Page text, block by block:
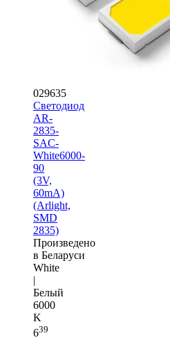
029635
Светодиод
AR-
2835-
SAC-
White6000-
90
(3V,
60mA)
(Arlight,
SMD
2835)
Произведено
в Беларуси
White
|
Белый
6000
K
639